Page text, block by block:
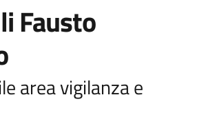
Fausto
area vigilanza e